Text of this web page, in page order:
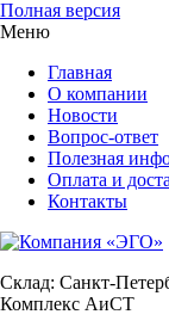
Полная версия
Меню
Главная
О компании
Новости
Вопрос-ответ
Полезная
Оплата и
Контакты
Склад: Санкт-
Комплекс АиСТ